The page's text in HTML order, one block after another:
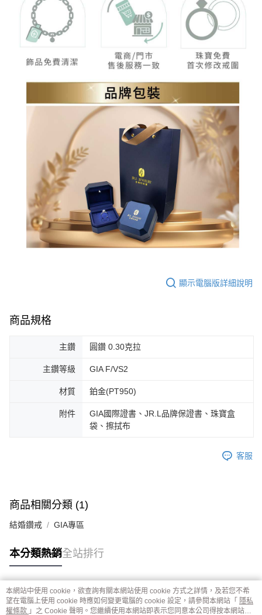
顯示電腦版詳細說明
商品規格
主鑽 圓鑽 0.30克拉
主鑽等級 GIA F/VS2
材質 鉑金(PT950)
附件
GIA國際證書、JR.L品牌保證書、珠寶盒
袋、擦拭布
客服
商品相關分類 (1)
結婚鑽戒 GIA專區
本分類熱銷全站排行
熱門標籤
本網站中使用 cookie，欲查詢有關本網站使用 cookie 方式之詳情，及若您不希
望在電腦上使用 cookie 時應如何變更電腦的 cookie 設定，請參閱本網站「 隱私
權條款 」之 Cookie 聲明。您繼續使用本網站即表示您同意本公司得按本網站使